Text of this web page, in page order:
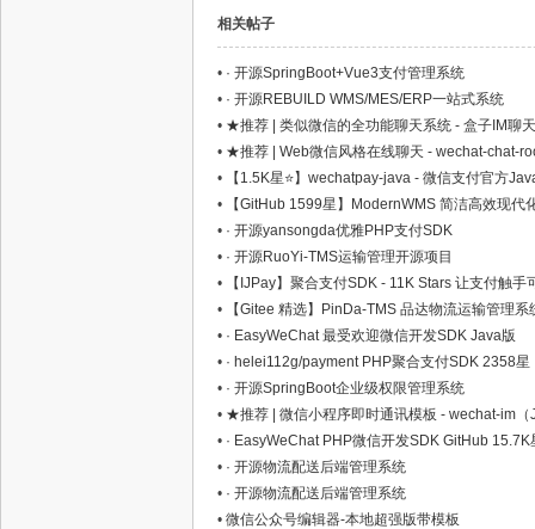
相关帖子
• · 开源SpringBoot+Vue3支付管理系统
• · 开源REBUILD WMS/MES/ERP一站式系统
• ★推荐 | 类似微信的全功能聊天系统 - 盒子IM聊
• ★推荐 | Web微信风格在线聊天 - wechat-chat-
•
【1.5K星⭐】wechatpay-java - 微信支付官方
•
【GitHub 1599星】ModernWMS 简洁高效现代
• · 开源yansongda优雅PHP支付SDK
• · 开源RuoYi-TMS运输管理开源项目
•
【IJPay】聚合支付SDK - 11K Stars 让支付触手
•
【Gitee 精选】PinDa-TMS 品达物流运输管理系
• · EasyWeChat 最受欢迎微信开发SDK Java版
• · helei112g/payment PHP聚合支付SDK 2358星
• · 开源SpringBoot企业级权限管理系统
• ★推荐 | 微信小程序即时通讯模板 - wechat-im（
• · EasyWeChat PHP微信开发SDK GitHub 15.7K
• · 开源物流配送后端管理系统
• · 开源物流配送后端管理系统
• 微信公众号编辑器-本地超强版带模板